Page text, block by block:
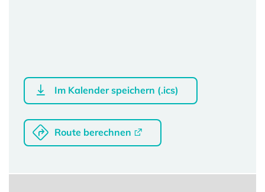
Im Kalender speichern (.ics)
Route berechnen